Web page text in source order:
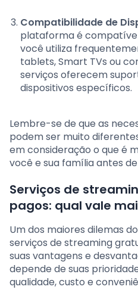
Compatibilidade de
plataforma é
você utiliza
tablets, Smart TVs ou
serviços oferecem
dispositivos específicos.
Lembre-se de que as
podem ser muito
em consideração o que é
você e sua família antes
Serviços de
pagos: qual vale
Um dos maiores dilemas
serviços de streaming
suas vantagens e
depende de suas
qualidade, custo e